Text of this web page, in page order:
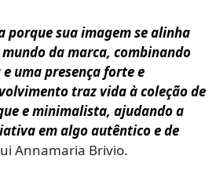
porque sua imagem se alinha
da marca, combinando
uma presença forte e
traz vida à coleção de
e minimalista, ajudando a
em algo autêntico e de
Annamaria Brivio.